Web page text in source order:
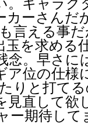
カーさんだ
言える事
玉を求める
念。早さに
ア位の仕様
りと打て
見直して欲
ー期待して